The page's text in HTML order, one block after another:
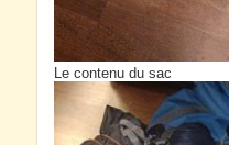
Le contenu du sac